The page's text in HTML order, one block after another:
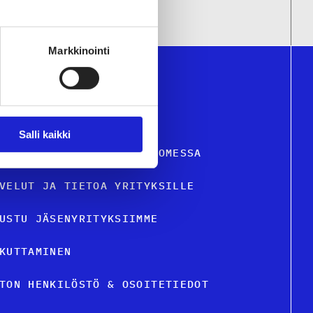
Markkinointi
Salli kaikki
JA MUOTIALA SUOMESSA
JA TIETOA YRITYKSILLE
JÄSENYRITYKSIIMME
HENKILÖSTÖ & OSOITETIEDOT